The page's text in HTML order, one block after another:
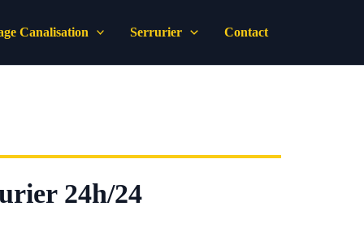
Canalisation Serrurier Contact
24h/24